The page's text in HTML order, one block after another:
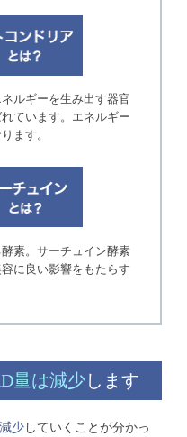
ルギーを生み出す器官
ています。エネルギー
ます。
素。サーチュイン酵素
に良い影響をもたらす
量は減少します
少していくことが分かっ